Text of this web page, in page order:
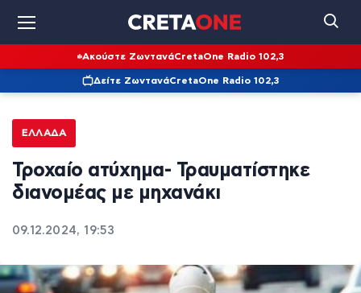
Ακούστε ΖωντανάCretaOne Radio 102,3
Δείτε ΖωντανάCretaOne Radio 102,3
ΕΛΛΆΔΑ
Τροχαίο ατύχημα- Τραυματίστηκε
διανομέας με μηχανάκι
09.12.2024, 19:53